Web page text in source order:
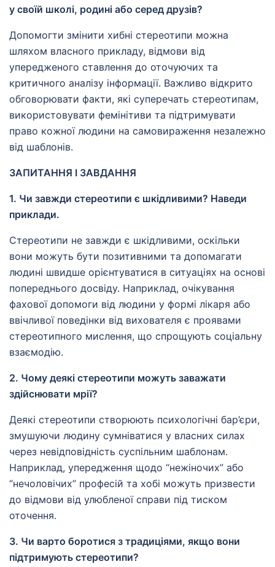
у своїй школі, родині або серед друзів?
Допомогти змінити хибні стереотипи можна
шляхом власного прикладу, відмови від
упередженого ставлення до оточуючих та
критичного аналізу інформації. Важливо відкрито
обговорювати факти, які суперечать стереотипам,
використовувати фемінітиви та підтримувати
право кожної людини на самовираження незалежно
від шаблонів.
ЗАПИТАННЯ І ЗАВДАННЯ
1. Чи завжди стереотипи є шкідливими? Наведи
приклади.
Стереотипи не завжди є шкідливими, оскільки
вони можуть бути позитивними та допомагати
людині швидше орієнтуватися в ситуаціях на основі
попереднього досвіду. Наприклад, очікування
фахової допомоги від людини у формі лікаря або
ввічливої поведінки від вихователя є проявами
стереотипного мислення, що спрощують соціальну
взаємодію.
2. Чому деякі стереотипи можуть заважати
здійснювати мрії?
Деякі стереотипи створюють психологічні бар’єри,
змушуючи людину сумніватися у власних силах
через невідповідність суспільним шаблонам.
Наприклад, упередження щодо “нежіночих” або
“нечоловічих” професій та хобі можуть призвести
до відмови від улюбленої справи під тиском
оточення.
3. Чи варто боротися з традиціями, якщо вони
підтримують стереотипи?